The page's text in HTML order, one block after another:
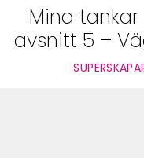
Mina
avsnitt 5 –